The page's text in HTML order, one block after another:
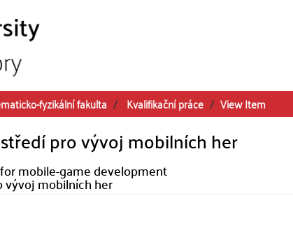
fyzikální fakulta Kvalifikační práce View Item
pro vývoj mobilních her
mobile-game development
mobilních her